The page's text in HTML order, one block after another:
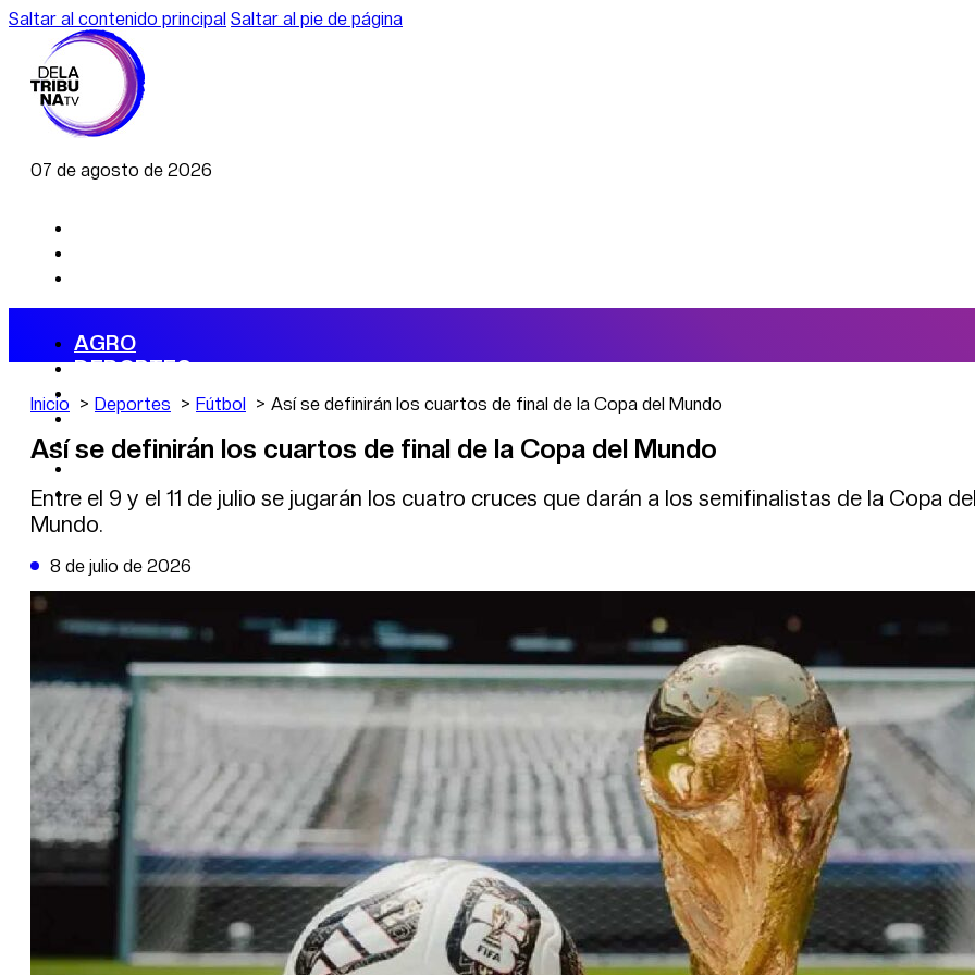
Saltar al contenido principal Saltar al pie de página
07 de agosto de 2026
AGRO
DEPORTES
ECONOMÍA
POLÍTICA
CAMBIO CLIMÁTICO
DE LA TRIBUNA TV
Inicio Deportes Fútbol Así se definirán los cuartos de final de la Copa del Mundo
Así se definirán los cuartos de final de la Copa del Mundo
Entre el 9 y el 11 de julio se jugarán los cuatro cruces que darán a los semifinalistas de la Copa
Mundo.
8 de julio de 2026